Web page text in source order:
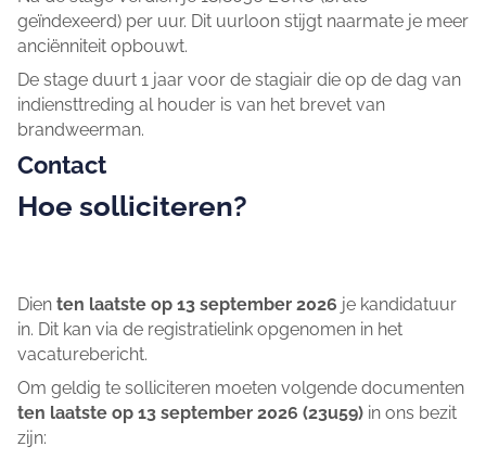
geïndexeerd) per uur. Dit uurloon stijgt naarmate je meer
anciënniteit opbouwt.
De stage duurt 1 jaar voor de stagiair die op de dag van
indiensttreding al houder is van het brevet van
brandweerman.
Contact
Hoe solliciteren?
Dien ten laatste op 13 september 2026 je kandidatuur
in. Dit kan via de registratielink opgenomen in het
vacaturebericht.
Om geldig te solliciteren moeten volgende documenten
ten laatste op 13 september 2026 (23u59) in ons bezit
zijn: